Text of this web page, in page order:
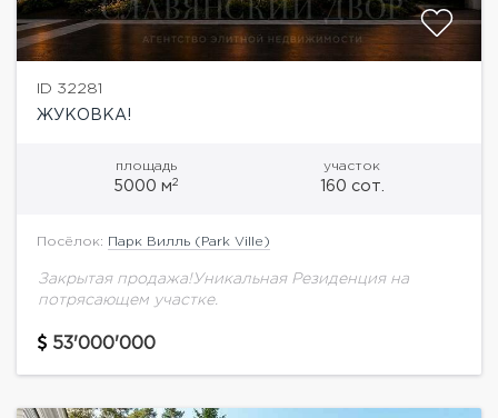
ID 32281
ЖУКОВКА!
площадь
5000 м2
участок
160 сот.
Посёлок: Парк Вилль (Park Ville)
Закрытая продажа!Уникальная Резиденция на
потрясающем участке.
53'000'000